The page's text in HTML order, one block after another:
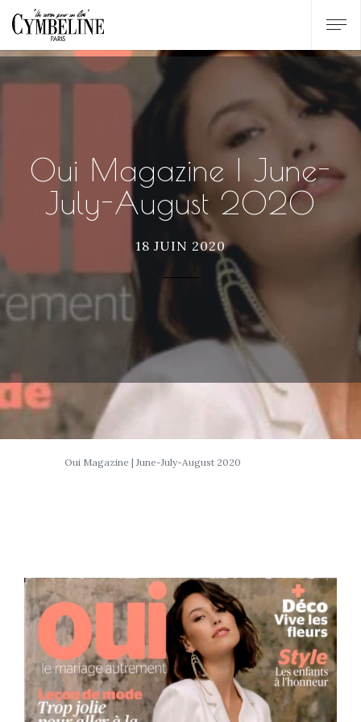
Oui Magazine | June-
July-August 2020
18 JUIN 2020
Oui Magazine | June-July-August 2020